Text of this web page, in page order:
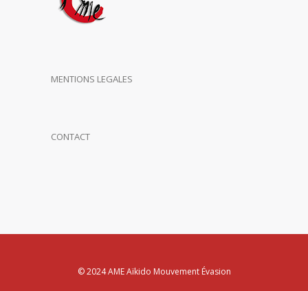
MENTIONS LEGALES
CONTACT
© 2024 AME Aïkido Mouvement Évasion